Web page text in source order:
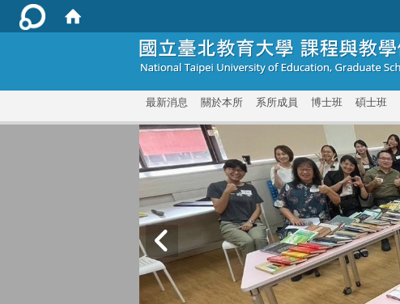
最新消息 關於本所 系所成員 博士班 碩士班